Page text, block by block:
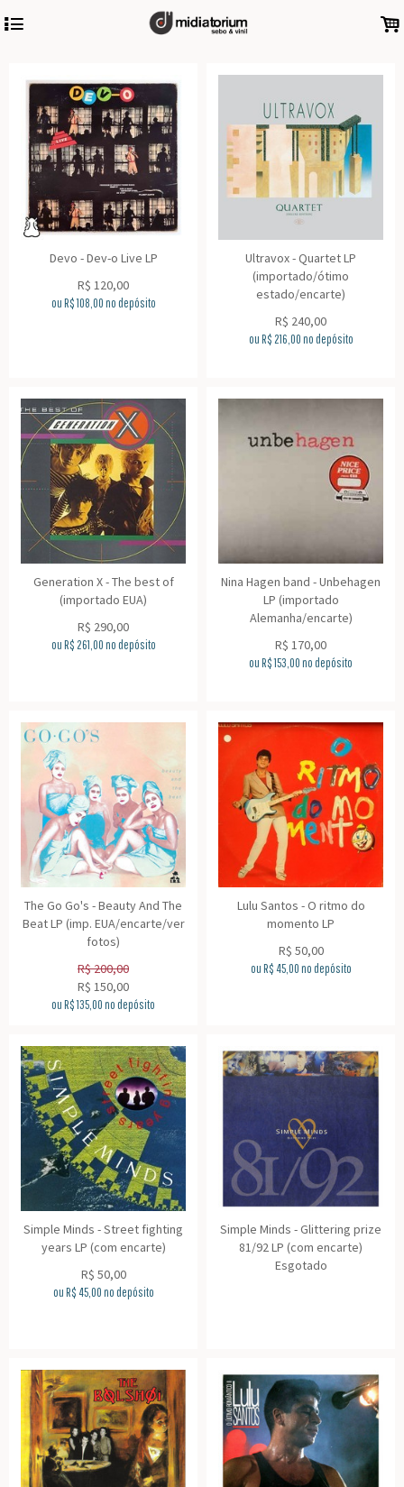
4 .
Devo - Dev-o Live LP
R$ 120,00
ou R$108,00no depósito
Ultravox - Quartet LP
(importado/ótimo
estado/encarte)
R$ 240,00
ou R$ 216,00no depósito
Generation X - The best of
(importado EUA)
R$ 290,00
ou R$ 261,00no depósito
Nina Hagen band - Unbehagen
LP (importado
Alemanha/encarte)
R$ 170,00
ou R$153,00no depósito
The Go Go's - Beauty And The
Beat LP (imp. EUA/encarte/ver
fotos)
R$200,00
R$ 150,00
ou R$135,00no depósito
Lulu Santos - O ritmo do
momento LP
R$ 50,00
ou R$ 45,00no depósito
Simple Minds - Street fighting
years LP (com encarte)
R$ 50,00
ou R$ 45,00no depósito
Simple Minds - Glittering prize
81/92 LP (com encarte)
Esgotado